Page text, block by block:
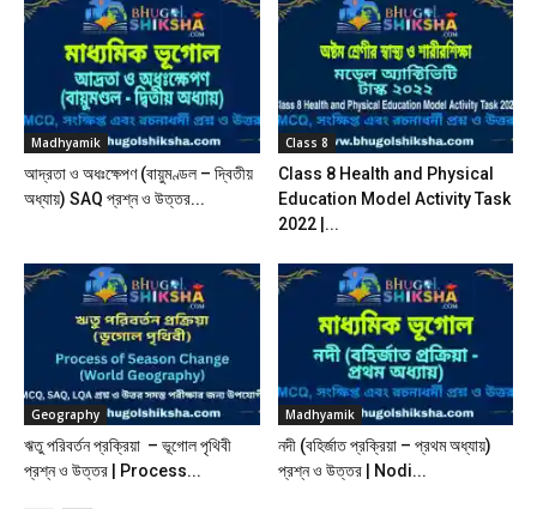
Madhyamik
আদ্রতা ও অধঃক্ষেপণ (বায়ুমণ্ডল – দ্বিতীয়
অধ্যায়) SAQ প্রশ্ন ও উত্তর...
Class 8
Class 8 Health and Physical
Education Model Activity Task
2022 |...
Geography
ঋতু পরিবর্তন প্রক্রিয়া – ভূগোল পৃথিবী
প্রশ্ন ও উত্তর | Process...
Madhyamik
নদী (বহির্জাত প্রক্রিয়া – প্রথম অধ্যায়)
প্রশ্ন ও উত্তর | Nodi...